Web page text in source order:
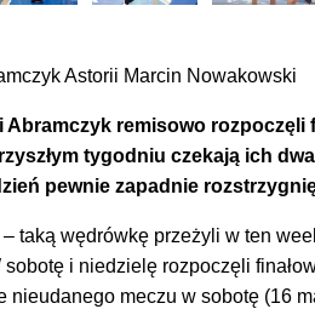
Astorii Marcin Nowakowski
Abramczyk remisowo rozpoczęli
tygodniu czekają ich
pewnie zapadnie
– taką wędrówkę przeżyli w ten
sobotę i niedzielę rozpoczęli
nieudanego meczu w sobotę (16